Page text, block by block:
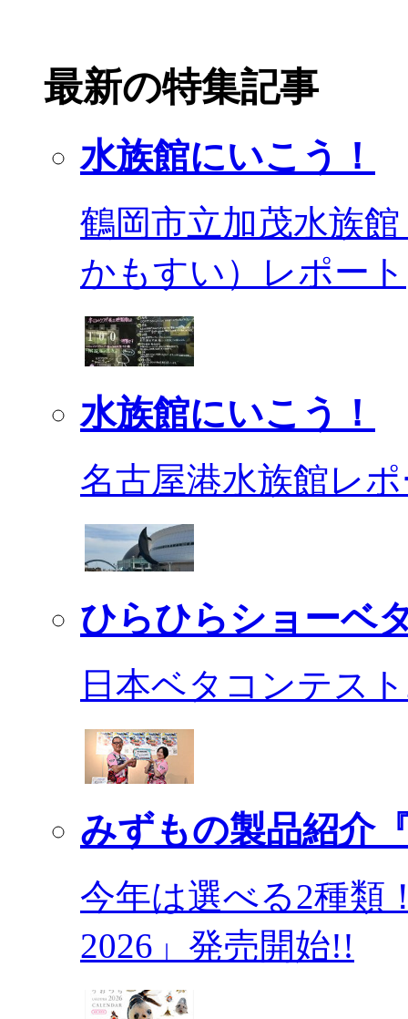
最新の特集記事
水族館にいこう！
鶴岡市立加茂水族
かもすい）レポート
水族館にいこう！
名古屋港水族館レ
ひらひらショーベ
日本ベタコンテス
みずもの製品紹介
今年は選べる2種類
2026」発売開始!!